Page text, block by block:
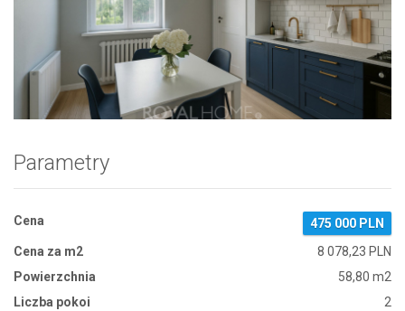
Zdjęcie 1
Parametry
Cena
475 000 PLN
Cena za m2
8 078,23 PLN
Powierzchnia
58,80 m2
Liczba pokoi
2